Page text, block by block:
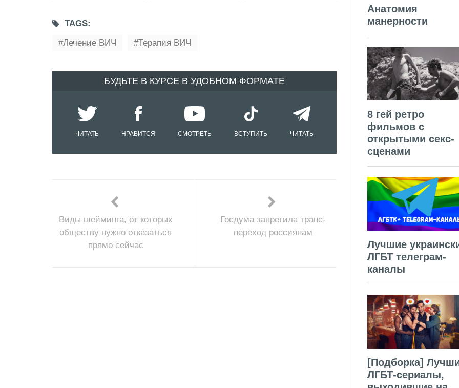
TAGS:
Лечение ВИЧ
Терапия ВИЧ
БУДЬТЕ В КУРСЕ В УДОБНОМ ФОРМАТЕ
ЧИТАТЬ НРАВИТСЯ СМОТРЕТЬ ВСТУПИТЬ ЧИТАТЬ
Виды шейминга, от которых
обществу нужно отказаться
прямо сейчас
Госдума запретила транс-
переход россиянам
Анатомия
манерности
8 гей ретро
фильмов с
открытыми секс-
сценами
Лучшие
ЛГБТ телеграм-
каналы
[Подборка]
ЛГБТ-сериалы,